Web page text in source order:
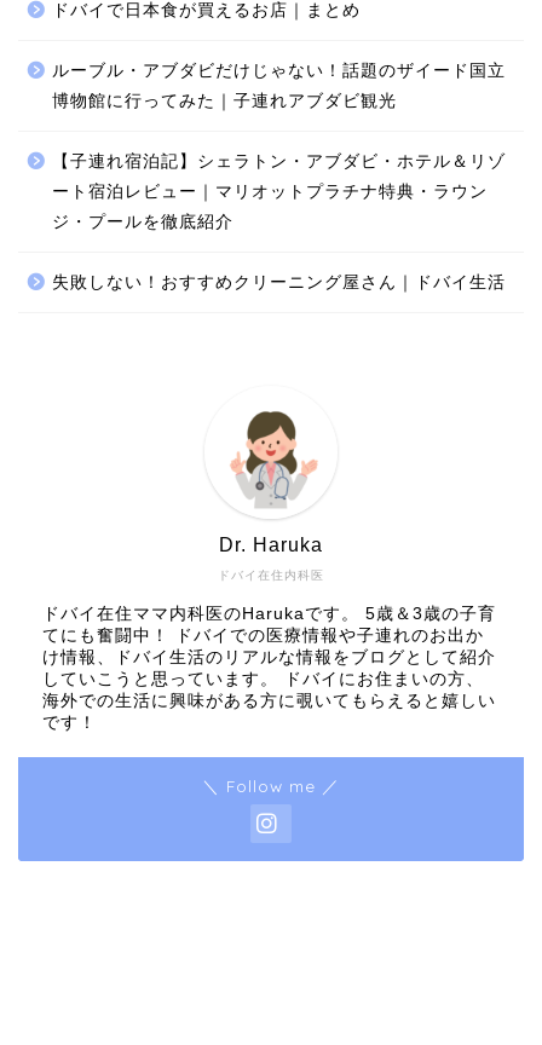
ドバイで日本食が買えるお店｜まとめ
ルーブル・アブダビだけじゃない！話題のザイード国立
博物館に行ってみた｜子連れアブダビ観光
【子連れ宿泊記】シェラトン・アブダビ・ホテル＆リゾ
ート宿泊レビュー｜マリオットプラチナ特典・ラウン
ジ・プールを徹底紹介
失敗しない！おすすめクリーニング屋さん｜ドバイ生活
ドバイ在住内科医
Dr. Haruka
ドバイ在住ママ内科医のHarukaです。 5歳＆3歳の子育
てにも奮闘中！ ドバイでの医療情報や子連れのお出か
け情報、ドバイ生活のリアルな情報をブログとして紹介
していこうと思っています。 ドバイにお住まいの方、
海外での生活に興味がある方に覗いてもらえると嬉しい
です！
＼ Follow me ／